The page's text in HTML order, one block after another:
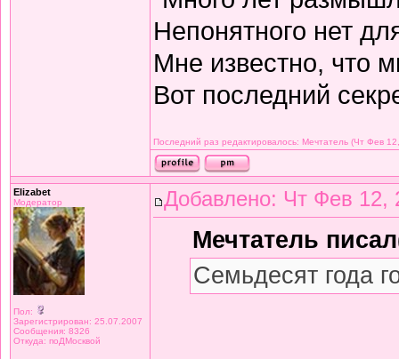
Непонятного нет
Мне известно, что
Вот последний
Последний раз редактировалось: Мечтатель (Чт Фев
Elizabet
Модератор
Пол:
Зарегистрирован: 25.07.2007
Сообщения: 8326
Откуда: поДМосквой
Добавлено: Чт Фев 12,
Мечтатель
Семьдесят года